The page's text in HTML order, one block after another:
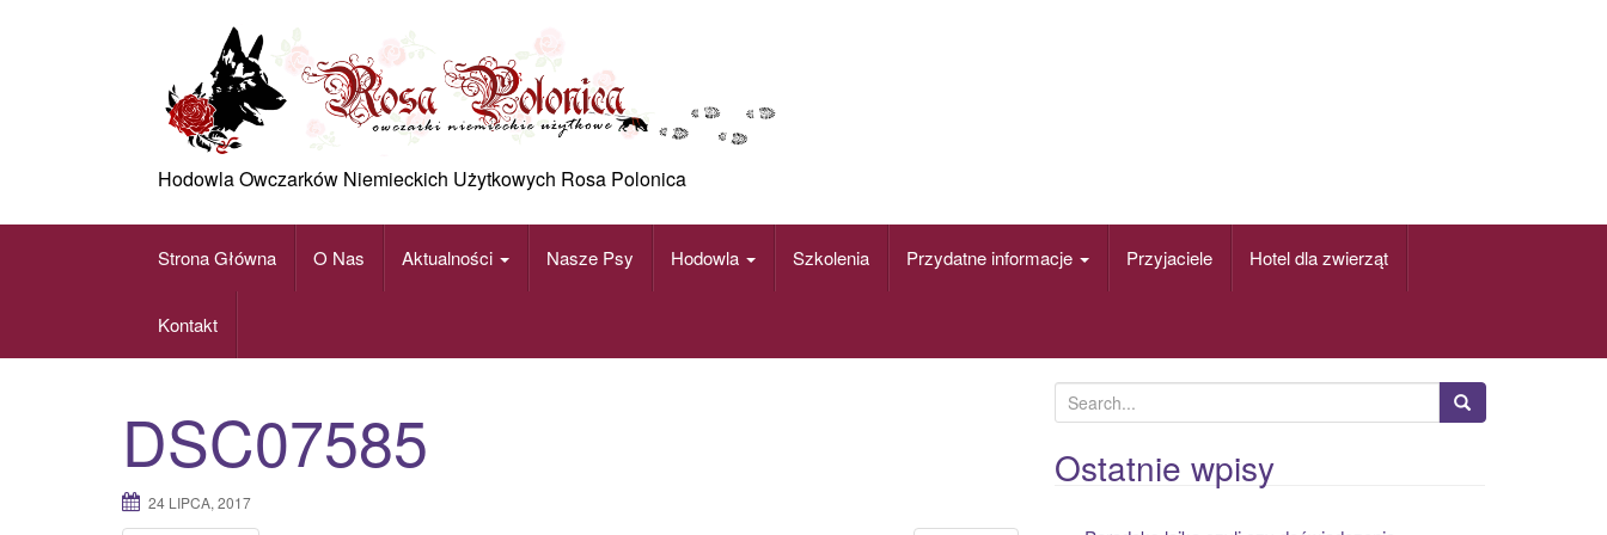
Hodowla Owczarków Niemieckich Użytkowych Rosa Polonica
Strona Główna O Nas Aktualności Nasze Psy Hodowla Szkolenia Przydatne informacje Przyjaciele Hotel dla zwierząt
Kontakt
DSC07585
24 LIPCA, 2017
e
a
r
Ostatnie wpisy